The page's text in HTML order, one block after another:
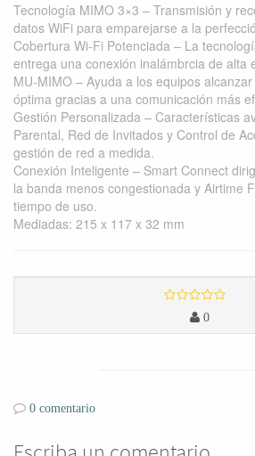
Tecnología MIMO 3×3 – Transmisión y
datos WiFi para emparejarse a la
Cobertura Wi-Fi Potenciada – La
entrega una conexión inalámbrcia de alta
MU-MIMO – Ayuda a los equipos
óptima gracias a una comunicación más
Gestión Personalizada – Características
Parental, Red de Invitados y Control de
gestión de red a medida.
Conexión Inteligente – Smart Connect
la banda menos congestionada y Airtime
tiempo de uso.
Mediadas: 215 x 117 x 32 mm
0
0 comentario